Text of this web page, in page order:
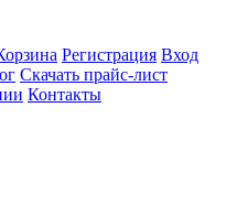
Регистрация Вход
Скачать прайс-лист
Контакты